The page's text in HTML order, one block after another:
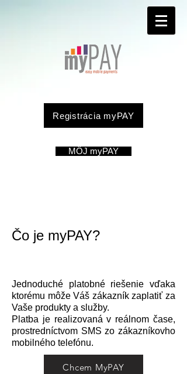
Registrácia myPAY
MÔJ myPAY
Čo je myPAY?
Jednoduché platobné riešenie vďaka
ktorému môže Váš zákazník zaplatiť za
Vaše produkty a služby.
Platba je realizovaná v reálnom čase,
prostredníctvom SMS zo zákazníkovho
mobilného telefónu.
Chcem MyPAY